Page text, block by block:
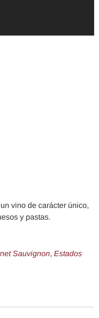
vino de carácter único,
y pastas.
Sauvignon, Estados